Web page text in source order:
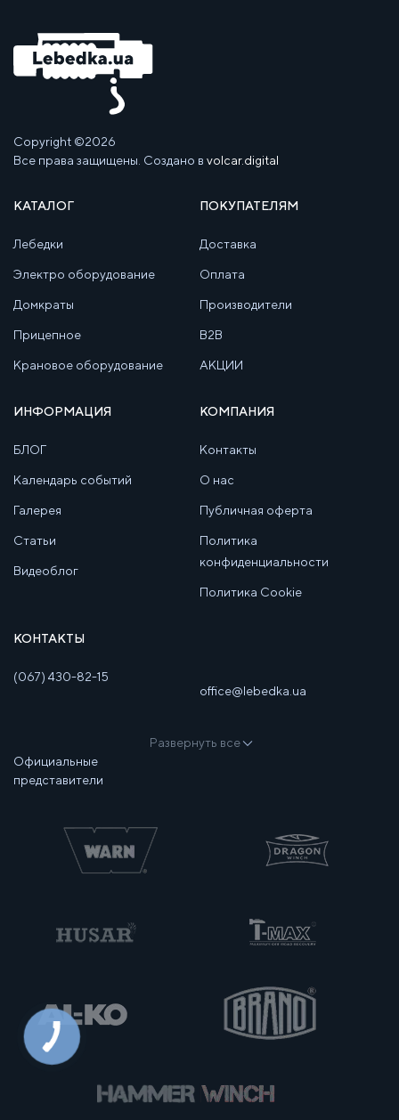
Copyright ©2026
Все права защищены. Создано в volcar.digital
КАТАЛОГ
Лебедки
Электро оборудование
Домкраты
Прицепное
Крановое оборудование
ПОКУПАТЕЛЯМ
Доставка
Оплата
Производители
B2B
АКЦИИ
ИНФОРМАЦИЯ
БЛОГ
Календарь событий
Галерея
Статьи
Видеоблог
КОМПАНИЯ
Контакты
О нас
Публичная оферта
Политика
конфиденциальности
Политика Cookie
КОНТАКТЫ
(067) 430-82-15
office@lebedka.ua
Развернуть все
Официальные
представители